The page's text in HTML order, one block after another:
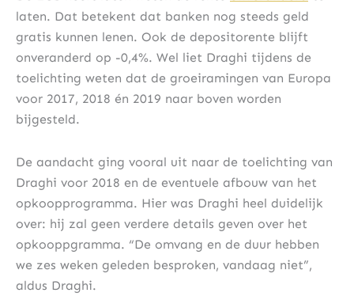
laten. Dat betekent dat banken nog steeds geld
gratis kunnen lenen. Ook de depositorente blijft
onveranderd op -0,4%. Wel liet Draghi tijdens de
toelichting weten dat de groeiramingen van Europa
voor 2017, 2018 én 2019 naar boven worden
bijgesteld.
De aandacht ging vooral uit naar de toelichting van
Draghi voor 2018 en de eventuele afbouw van het
opkoopprogramma. Hier was Draghi heel duidelijk
over: hij zal geen verdere details geven over het
opkooppgramma. “De omvang en de duur hebben
we zes weken geleden besproken, vandaag niet”,
aldus Draghi.